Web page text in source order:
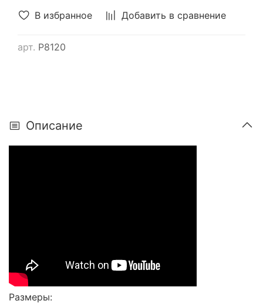
В избранное Добавить в сравнение
арт. Р8120
Описание
Размеры: